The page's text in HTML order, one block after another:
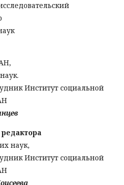
Институт социальной
наук,
Институт социальной